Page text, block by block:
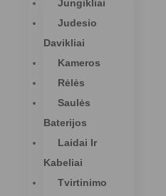
Jungikliai
Judesio
Davikliai
Kameros
Rėlės
Saulės
Baterijos
Laidai Ir
Kabeliai
Tvirtinimo